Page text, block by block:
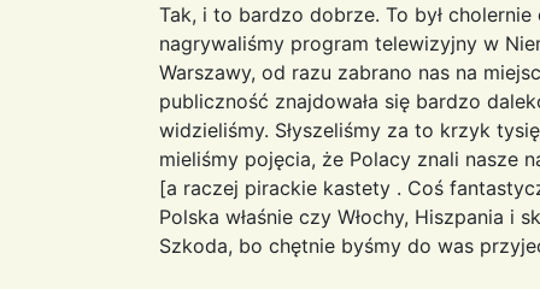
Tak, i to bardzo dobrze. To był
nagrywaliśmy program telewizyjny w
Warszawy, od razu zabrano nas na
publiczność znajdowała się bardzo
widzieliśmy. Słyszeliśmy za to krzyk
mieliśmy pojęcia, że Polacy znali nasze
[a raczej pirackie kastety . Coś
Polska właśnie czy Włochy, Hiszpania i
Szkoda, bo chętnie byśmy do was